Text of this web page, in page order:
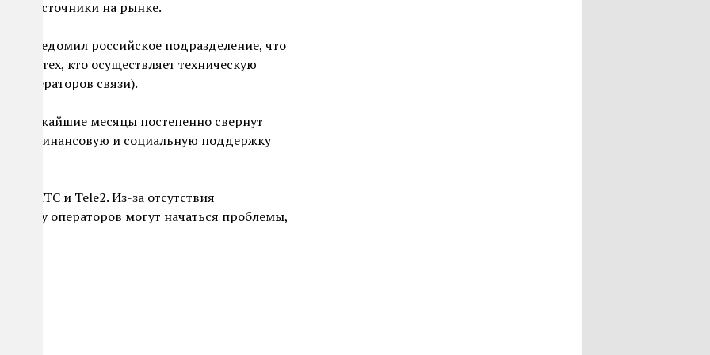
на источники на рынке.
уведомил российское подразделение, что
тех, кто осуществляет техническую
операторов связи).
в ближайшие месяцы постепенно свернут
финансовую и социальную поддержку
МТС и Tele2. Из-за отсутствия
у операторов могут начаться проблемы,